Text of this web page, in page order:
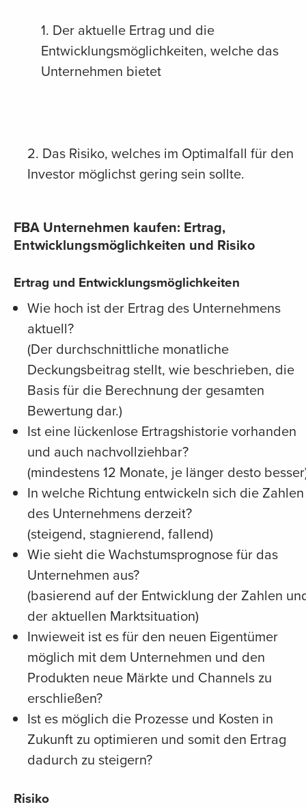
1. Der aktuelle Ertrag und die
Entwicklungsmöglichkeiten, welche das
Unternehmen bietet
2. Das Risiko, welches im Optimalfall für den
Investor möglichst gering sein sollte.
FBA Unternehmen kaufen: Ertrag,
Entwicklungsmöglichkeiten und Risiko
Ertrag und Entwicklungsmöglichkeiten
Wie hoch ist der Ertrag des Unternehmens
aktuell?
(Der durchschnittliche monatliche
Deckungsbeitrag stellt, wie beschrieben, die
Basis für die Berechnung der gesamten
Bewertung dar.)
Ist eine lückenlose Ertragshistorie vorhanden
und auch nachvollziehbar?
(mindestens 12 Monate, je länger desto
In welche Richtung entwickeln sich die Zahlen
des Unternehmens derzeit?
(steigend, stagnierend, fallend)
Wie sieht die Wachstumsprognose für das
Unternehmen aus?
(basierend auf der Entwicklung der Zahlen
der aktuellen Marktsituation)
Inwieweit ist es für den neuen Eigentümer
möglich mit dem Unternehmen und den
Produkten neue Märkte und Channels zu
erschließen?
Ist es möglich die Prozesse und Kosten in
Zukunft zu optimieren und somit den Ertrag
dadurch zu steigern?
Risiko